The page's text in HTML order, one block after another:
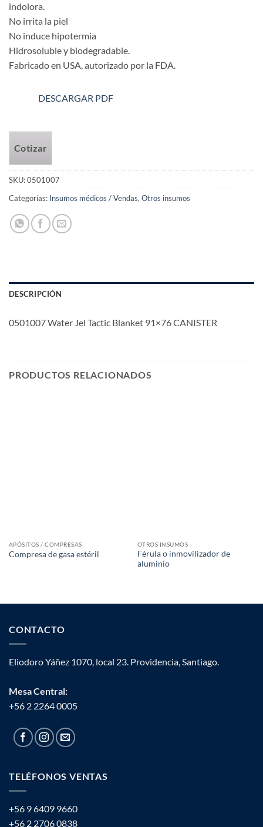
indolora.
No irrita la piel
No induce hipotermia
Hidrosoluble y biodegradable.
Fabricado en USA, autorizado por la FDA.
DESCARGAR PDF
Cotizar
SKU:0501007
Categorías: Insumos médicos / Vendas, Otros insumos
DESCRIPCIÓN
0501007 Water Jel Tactic Blanket 91×76 CANISTER
PRODUCTOS RELACIONADOS
APÓSITOS / COMPRESAS
Compresa de gasa estéril
OTROS INSUMOS
Férula o inmovilizador de
aluminio
CONTACTO
Eliodoro Yáñez 1070, local 23. Providencia, Santiago.
Mesa Central:
+56 2 2264 0005
TELÉFONOS VENTAS
+56 9 6409 9660
+56 2 2706 0838